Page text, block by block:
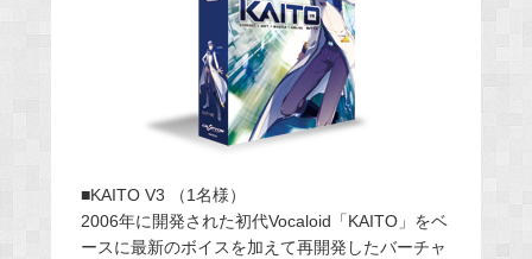
■KAITO V3 （1名様）
2006年に開発された初代Vocaloid「KAITO」をベ
ースに最新のボイスを加えて再開発したバーチャ